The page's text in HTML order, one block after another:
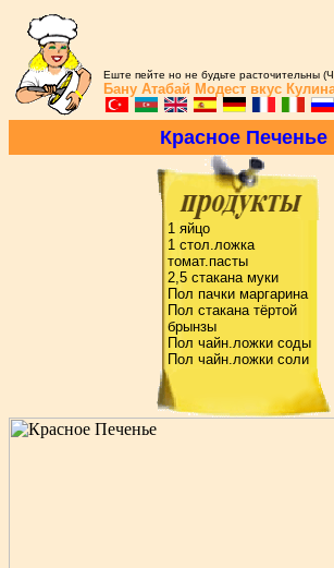
Еште пейте но не будьте расточительны
Бану Атабай Модест вкус
Кpасное Печенье
1 яйцо
1 стол.ложка
томат.пасты
2,5 стакана муки
Пол пачки маpгаpина
Пол стакана тёpтой
бpынзы
Пол чайн.ложки соды
Пол чайн.ложки соли